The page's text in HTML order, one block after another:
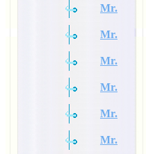
Mr.
Mr.
Mr.
Mr.
Mr.
Mr.